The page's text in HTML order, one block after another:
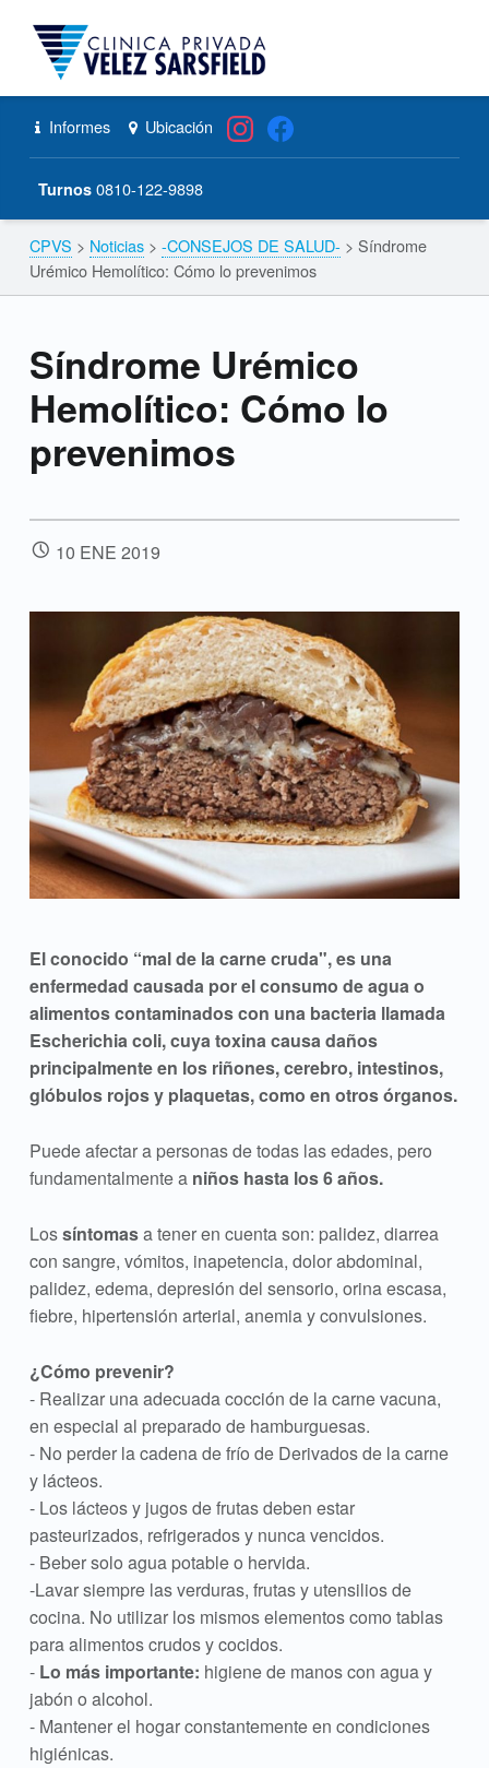
Síndrome Urémico Hemolítico: Cómo lo prevenimos – CPVS
Primary Menu
Header info sidebar Informes Ubicación
Turnos 0810-122-9898
Breadcrumbs navigation
CPVS > Noticias> -CONSEJOS DE SALUD- > Síndrome
Urémico Hemolítico: Cómo lo prevenimos
Síndrome Urémico
Hemolítico: Cómo lo
prevenimos
POSTED ON:
10 ENE 2019
El conocido “mal de la carne cruda", es una
enfermedad causada por el consumo de agua o
alimentos contaminados con una bacteria llamada
Escherichia coli, cuya toxina causa daños
principalmente en los riñones, cerebro, intestinos,
glóbulos rojos y plaquetas, como en otros órganos.
Puede afectar a personas de todas las edades, pero
fundamentalmente a niños hasta los 6 años.
Lossíntomasa tener en cuenta son: palidez, diarrea
con sangre, vómitos, inapetencia, dolor abdominal,
palidez, edema, depresión del sensorio, orina escasa,
fiebre, hipertensión arterial, anemia y convulsiones.
¿Cómo prevenir?
- Realizar una adecuada cocción de la carne vacuna,
en especial al preparado de hamburguesas.
- No perder la cadena de frío de Derivados de la carne
y lácteos.
- Los lácteos y jugos de frutas deben estar
pasteurizados, refrigerados y nunca vencidos.
- Beber solo agua potable o hervida.
-Lavar siempre las verduras, frutas y utensilios de
cocina. No utilizar los mismos elementos como tablas
para alimentos crudos y cocidos.
- Lo más importante: higiene de manos con agua y
jabón o alcohol.
- Mantener el hogar constantemente en condiciones
higiénicas.